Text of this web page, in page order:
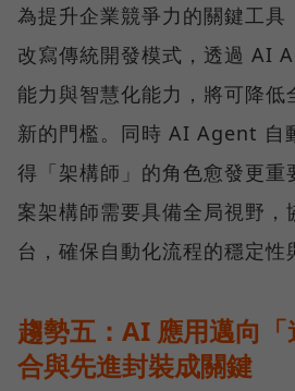
為提升企業競爭力的關鍵工具
改寫傳統開發模式，透過 AI
能力與智慧化能力，將可降低
新的門檻。同時 AI Agent 自
得「架構師」的角色愈發更重
案架構師需要具備全局視野，
台，確保自動化流程的穩定性
趨勢五：AI 應用邁向
合與先進封裝成關鍵